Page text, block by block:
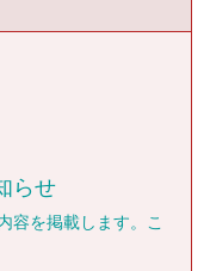
らせ
容を掲載します。こ